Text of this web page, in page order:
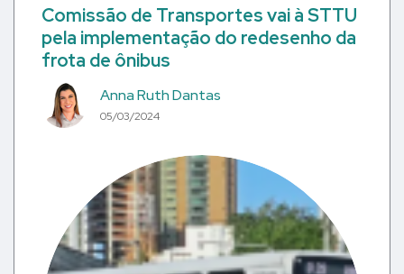
Comissão de Transportes vai à STTU
pela implementação do redesenho da
frota de ônibus
Anna Ruth Dantas
05/03/2024